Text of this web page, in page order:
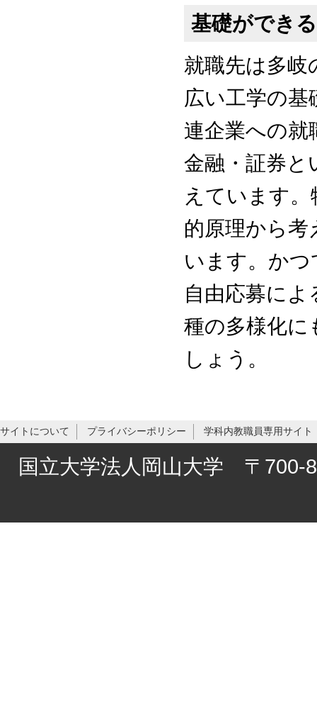
基礎ができ
就職先は多岐
広い工学の
連企業への就
金融・証券と
えています
的原理から
います。か
自由応募に
種の多様化に
しょう。
サイトについて プライバシーポリシー 学科内教職員専用サイト
国立大学法人岡山大学 〒700-